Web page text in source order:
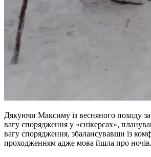
Дякуючи Максиму із весняного походу
вагу спорядження у «снікерсах»,
вагу спорядження, збалансувавши із
проходженням адже мова йшла про